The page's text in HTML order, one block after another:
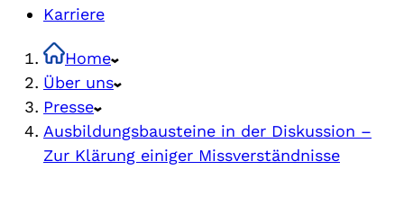
Karriere
Home
Über uns
Presse
Ausbildungsbausteine in der Diskussion –
Zur Klärung einiger Missverständnisse